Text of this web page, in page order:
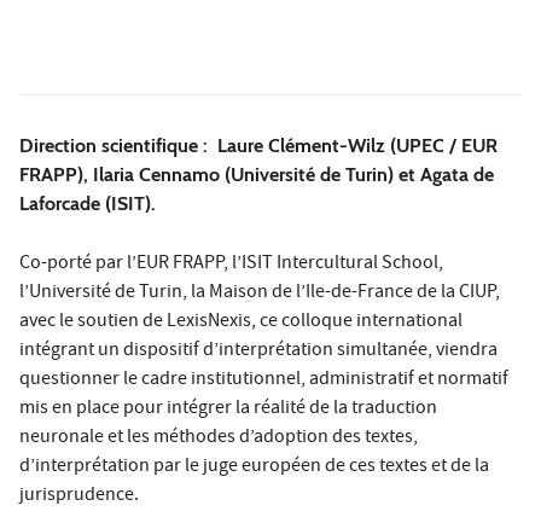
Direction scientifique : Laure Clément-Wilz (UPEC / EUR
FRAPP), Ilaria Cennamo (Université de Turin) et Agata de
Laforcade (ISIT).
Co-porté par l’EUR FRAPP, l’ISIT Intercultural School,
l’Université de Turin, la Maison de l’Ile-de-France de la CIUP,
avec le soutien de LexisNexis, ce colloque international
intégrant un dispositif d’interprétation simultanée, viendra
questionner le cadre institutionnel, administratif et normatif
mis en place pour intégrer la réalité de la traduction
neuronale et les méthodes d’adoption des textes,
d’interprétation par le juge européen de ces textes et de la
jurisprudence.